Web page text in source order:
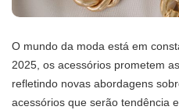
O mundo da moda está em
2025, os acessórios prometem
refletindo novas abordagens
acessórios que serão tendência